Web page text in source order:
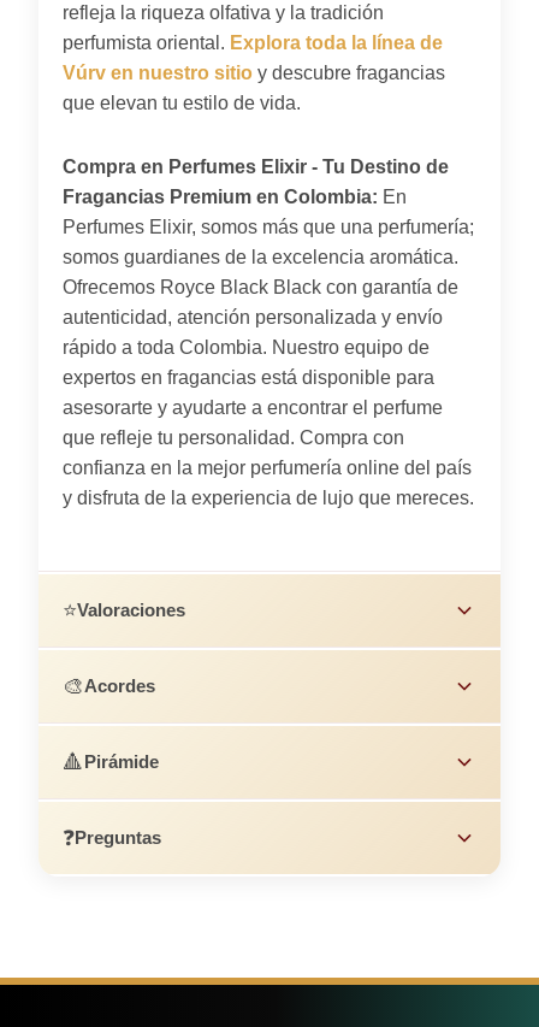
refleja la riqueza olfativa y la tradición
perfumista oriental. Explora toda la línea de
Vúrv en nuestro sitio y descubre fragancias
que elevan tu estilo de vida.
Compra en Perfumes Elixir - Tu Destino de
Fragancias Premium en Colombia: En
Perfumes Elixir, somos más que una perfumería;
somos guardianes de la excelencia aromática.
Ofrecemos Royce Black Black con garantía de
autenticidad, atención personalizada y envío
rápido a toda Colombia. Nuestro equipo de
expertos en fragancias está disponible para
asesorarte y ayudarte a encontrar el perfume
que refleje tu personalidad. Compra con
confianza en la mejor perfumería online del país
y disfruta de la experiencia de lujo que mereces.
⭐Valoraciones
🎨Acordes
🔺Pirámide
❓Preguntas